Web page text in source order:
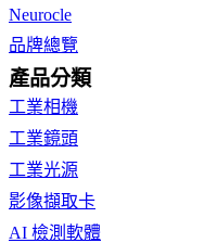
Neurocle
品牌總覽
產品分類
工業相機
工業鏡頭
工業光源
影像擷取卡
AI 檢測軟體